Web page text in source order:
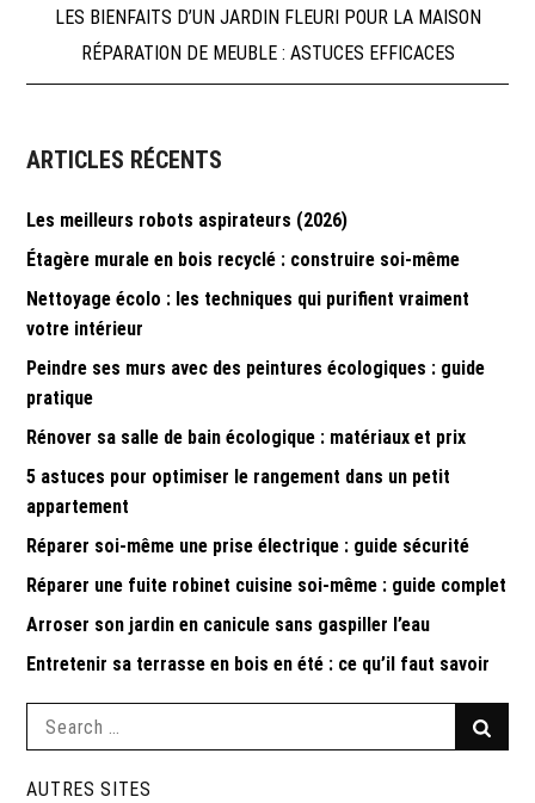
Navigation
de
l’article
LES BIENFAITS D’UN JARDIN FLEURI POUR LA MAISON
RÉPARATION DE MEUBLE : ASTUCES EFFICACES
ARTICLES RÉCENTS
Les meilleurs robots aspirateurs (2026)
Étagère murale en bois recyclé : construire soi-même
Nettoyage écolo : les techniques qui purifient vraiment
votre intérieur
Peindre ses murs avec des peintures écologiques : guide
pratique
Rénover sa salle de bain écologique : matériaux et prix
5 astuces pour optimiser le rangement dans un petit
appartement
Réparer soi-même une prise électrique : guide sécurité
Réparer une fuite robinet cuisine soi-même : guide complet
Arroser son jardin en canicule sans gaspiller l’eau
Entretenir sa terrasse en bois en été : ce qu’il faut savoir
Search
AUTRES SITES